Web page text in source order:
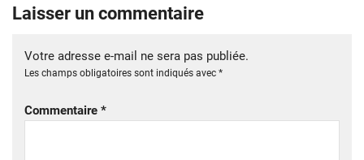
Laisser un commentaire
Votre adresse e-mail ne sera pas publiée.
Les champs obligatoires sont indiqués avec *
Commentaire *